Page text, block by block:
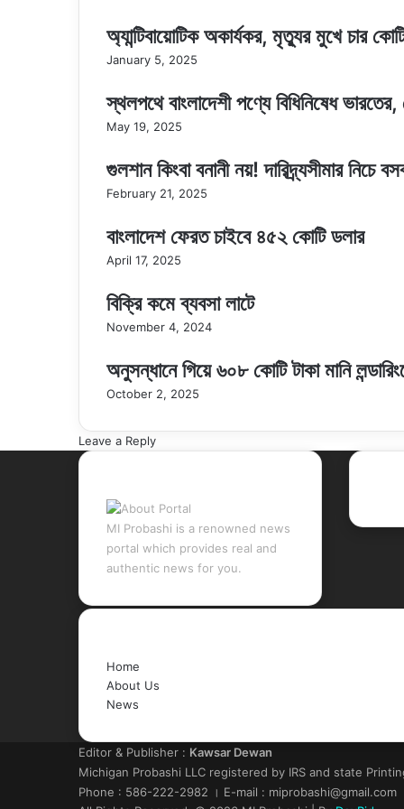
বৈঠকে
বসছেন
উপদেষ্টা
অ্যান্টিবায়োটিক অকার্যকর, মৃত্যুর মুখে চার
January 5, 2025
স্থলপথে বাংলাদেশী পণ্যে বিধিনিষেধ
May 19, 2025
গুলশান কিংবা বনানী নয়! দারিদ্র্যসীমার নিচে
February 21, 2025
বাংলাদেশ ফেরত চাইবে ৪৫২ কোটি ডলার
April 17, 2025
বিক্রি কমে ব্যবসা লাটে
November 4, 2024
অনুসন্ধানে গিয়ে ৬০৮ কোটি টাকা মানি
October 2, 2025
Leave a Reply
MI Probashi is a renowned news
portal which provides real and
authentic news for you.
Home
About Us
News
Editor & Publisher : Kawsar Dewan
Michigan Probashi LLC registered by IRS and state
Phone : 586-222-2982 । E-mail : miprobashi@gmail.com